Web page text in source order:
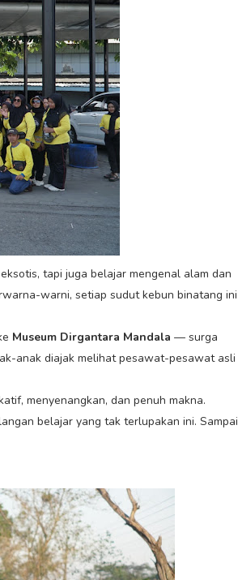
tapi juga belajar mengenal alam dan
warni, setiap sudut kebun binatang ini
Museum Dirgantara Mandala — surga
anak diajak melihat pesawat-pesawat asli
menyenangkan, dan penuh makna.
belajar yang tak terlupakan ini. Sampai